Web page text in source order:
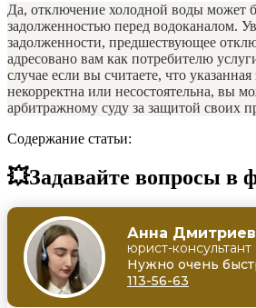
Да, отключение холодной воды может
задолженностью перед водоканалом.
задолженности, предшествующее
адресовано вам как потребителю
случае если вы считаете, что
некорректна или несостоятельна, вы
арбитражному суду за защитой своих
Содержание статьи:
💥Задавайте вопросы в